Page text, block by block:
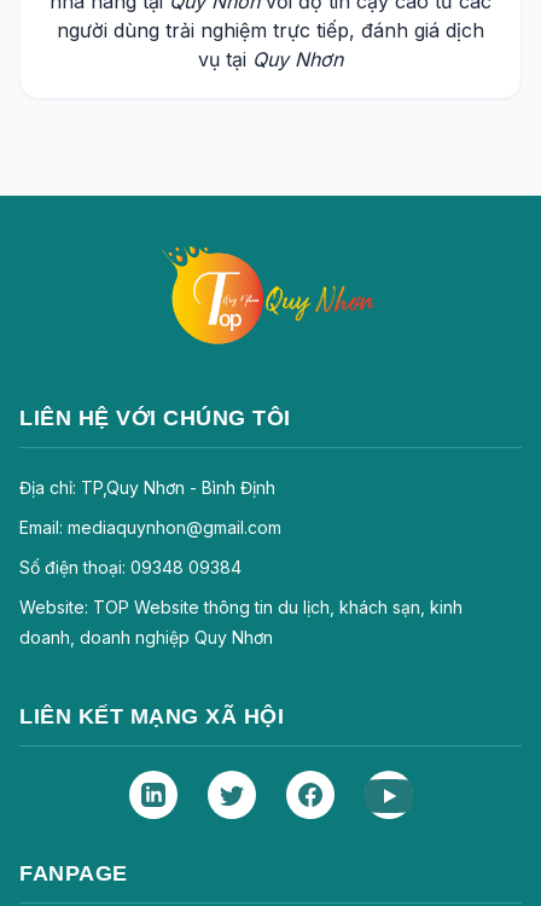
người dùng trải nghiệm trực tiếp, đánh giá dịch
vụ tại Quy Nhơn
LIÊN HỆ VỚI CHÚNG TÔI
Địa chỉ: TP,Quy Nhơn - Bình Định
Email: mediaquynhon@gmail.com
Số điện thoại: 09348 09384
Website: TOP Website thông tin du lịch, khách sạn, kinh
doanh, doanh nghiệp Quy Nhơn
LIÊN KẾT MẠNG XÃ HỘI
FANPAGE